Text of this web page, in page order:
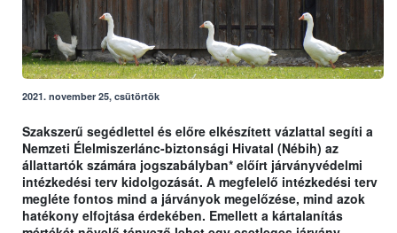
2021. november 25, csütörtök
Szakszerű segédlettel és előre elkészített vázlattal segíti a
Nemzeti Élelmiszerlánc-biztonsági Hivatal (Nébih) az
állattartók számára jogszabályban* előírt járványvédelmi
intézkedési terv kidolgozását. A megfelelő intézkedési terv
megléte fontos mind a járványok megelőzése, mind azok
hatékony elfojtása érdekében. Emellett a kártalanítás